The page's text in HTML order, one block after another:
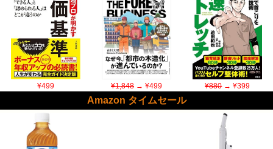
¥499 ¥1,848→ ¥499 ¥880→ ¥399
Amazon タイムセール